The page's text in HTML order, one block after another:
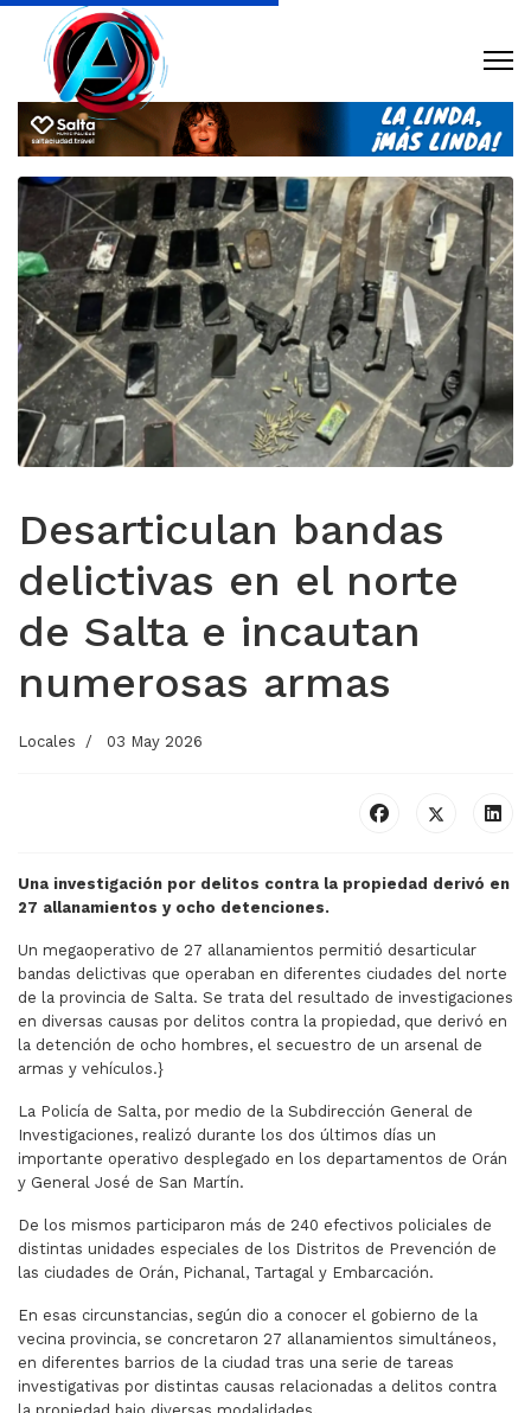
Desarticulan bandas
delictivas en el norte
de Salta e incautan
numerosas armas
Locales 03 May 2026
Una investigación por delitos contra la propiedad derivó en
27 allanamientos y ocho detenciones.
Un megaoperativo de 27 allanamientos permitió desarticular
bandas delictivas que operaban en diferentes ciudades del norte
de la provincia de Salta. Se trata del resultado de investigaciones
en diversas causas por delitos contra la propiedad, que derivó en
la detención de ocho hombres, el secuestro de un arsenal de
armas y vehículos.}
La Policía de Salta, por medio de la Subdirección General de
Investigaciones, realizó durante los dos últimos días un
importante operativo desplegado en los departamentos de Orán
y General José de San Martín.
De los mismos participaron más de 240 efectivos policiales de
distintas unidades especiales de los Distritos de Prevención de
las ciudades de Orán, Pichanal, Tartagal y Embarcación.
En esas circunstancias, según dio a conocer el gobierno de la
vecina provincia, se concretaron 27 allanamientos simultáneos,
en diferentes barrios de la ciudad tras una serie de tareas
investigativas por distintas causas relacionadas a delitos contra